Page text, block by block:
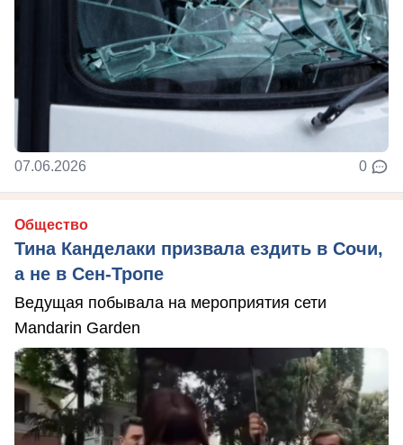
07.06.2026 0
Общество
Тина Канделаки призвала ездить в Сочи,
а не в Сен-Тропе
Ведущая побывала на мероприятия сети
Mandarin Garden